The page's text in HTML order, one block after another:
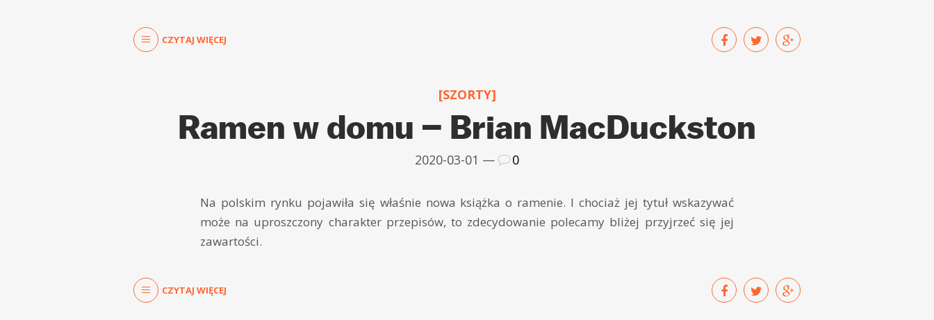
CZYTAJ WIĘCEJ
[SZORTY]
Ramen w domu – Brian MacDuckston
2020-03-01 — 0
Na polskim rynku pojawiła się właśnie nowa książka o ramenie. I chociaż jej tytuł wskazywać
może na uproszczony charakter przepisów, to zdecydowanie polecamy bliżej przyjrzeć się jej
zawartości.
CZYTAJ WIĘCEJ